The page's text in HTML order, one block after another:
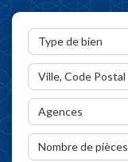
Type de bien
Ville, Code Postal
Agences
Nombre de pièces